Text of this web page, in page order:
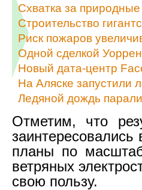
Схватка за
Строительство
Риск пожаров
Одной сделкой
Новый дата-центр
На Аляске запустили
Ледяной дождь
Отметим, что
планы по
ветряных
свою пользу.